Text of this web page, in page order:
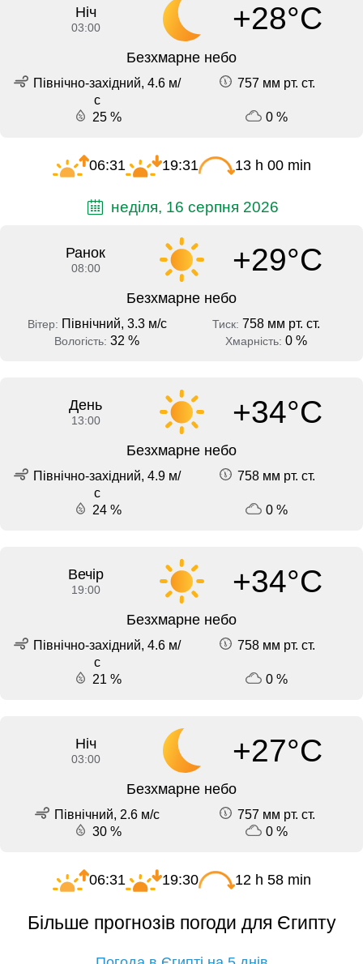
Ніч
03:00 +28°C
Безхмарне небо
Північно-західний, 4.6 м/
с
757 мм рт. ст.
25 % 0 %
06:31 19:31 13 h 00 min
неділя, 16 серпня 2026
Ранок
08:00 +29°C
Безхмарне небо
Вітер: Північний, 3.3 м/с Тиск: 758 мм рт. ст.
Вологість: 32 % Хмарність: 0 %
День
13:00 +34°C
Безхмарне небо
Північно-західний, 4.9 м/
с
758 мм рт. ст.
24 % 0 %
Вечір
19:00 +34°C
Безхмарне небо
Північно-західний, 4.6 м/
с
758 мм рт. ст.
21 % 0 %
Ніч
03:00 +27°C
Безхмарне небо
Північний, 2.6 м/с
757 мм рт. ст.
30 %
0 %
06:31 19:30 12 h 58 min
Більше прогнозів погоди для Єгипту